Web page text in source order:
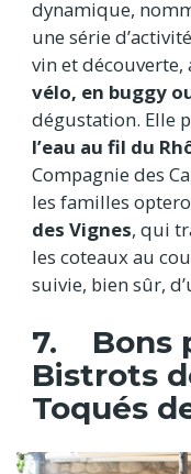
dynamique,
une série
vin et découverte,
vélo, en buggy
dégustation. Elle
l’eau au fil du
Compagnie des
les familles
des Vignes, qui
les coteaux au
suivie, bien sûr,
7. Bons
Bistrots
Toqués